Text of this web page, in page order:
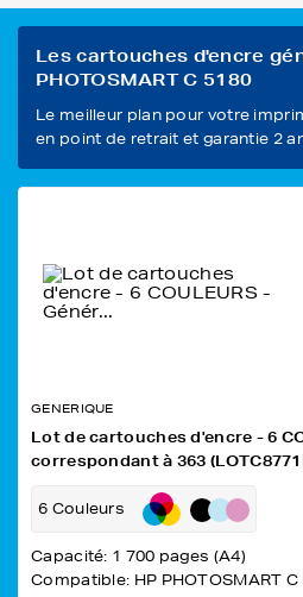
Les cartouches d'encre
PHOTOSMART C 5180
Le meilleur plan pour votre
en point de retrait et garantie 2
GENERIQUE
Lot de cartouches d'encre - 6
correspondant à 363
6 Couleurs
Capacité: 1 700 pages (A4)
Compatible: HP PHOTOSMART C